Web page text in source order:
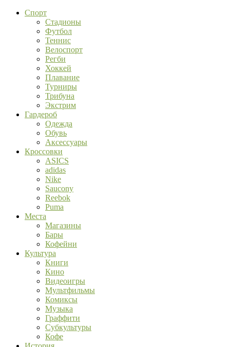
Спорт
Стадионы
Футбол
Теннис
Велоспорт
Регби
Хоккей
Плавание
Турниры
Трибуна
Экстрим
Гардероб
Одежда
Обувь
Аксессуары
Кроссовки
ASICS
adidas
Nike
Saucony
Reebok
Puma
Места
Магазины
Бары
Кофейни
Культура
Книги
Кино
Видеоигры
Мультфильмы
Комиксы
Музыка
Граффити
Субкультуры
Кофе